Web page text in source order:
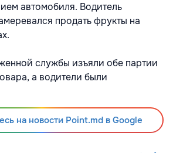
автомобиля. Водитель
продать фрукты на
службы изъяли обе партии
а водители были
на новости Point.md в Google